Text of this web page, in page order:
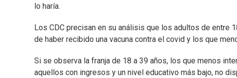
lo haría.
Los CDC precisan en su análisis que los adultos de entre
de haber recibido una vacuna contra el covid y los que
Si se observa la franja de 18 a 39 años, los que menos
aquellos con ingresos y un nivel educativo más bajo, no